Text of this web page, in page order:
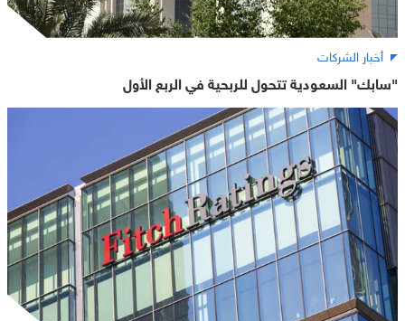
أخبار الشركات
"سابك" السعودية تتحول للربحية في الربع الأول